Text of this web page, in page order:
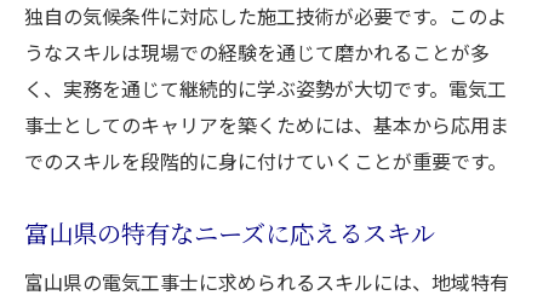
独自の気候条件に対応した施工技術が必要です。このよ
うなスキルは現場での経験を通じて磨かれることが多
く、実務を通じて継続的に学ぶ姿勢が大切です。電気工
事士としてのキャリアを築くためには、基本から応用ま
でのスキルを段階的に身に付けていくことが重要です。
富山県の特有なニーズに応えるスキル
富山県の電気工事士に求められるスキルには、地域特有